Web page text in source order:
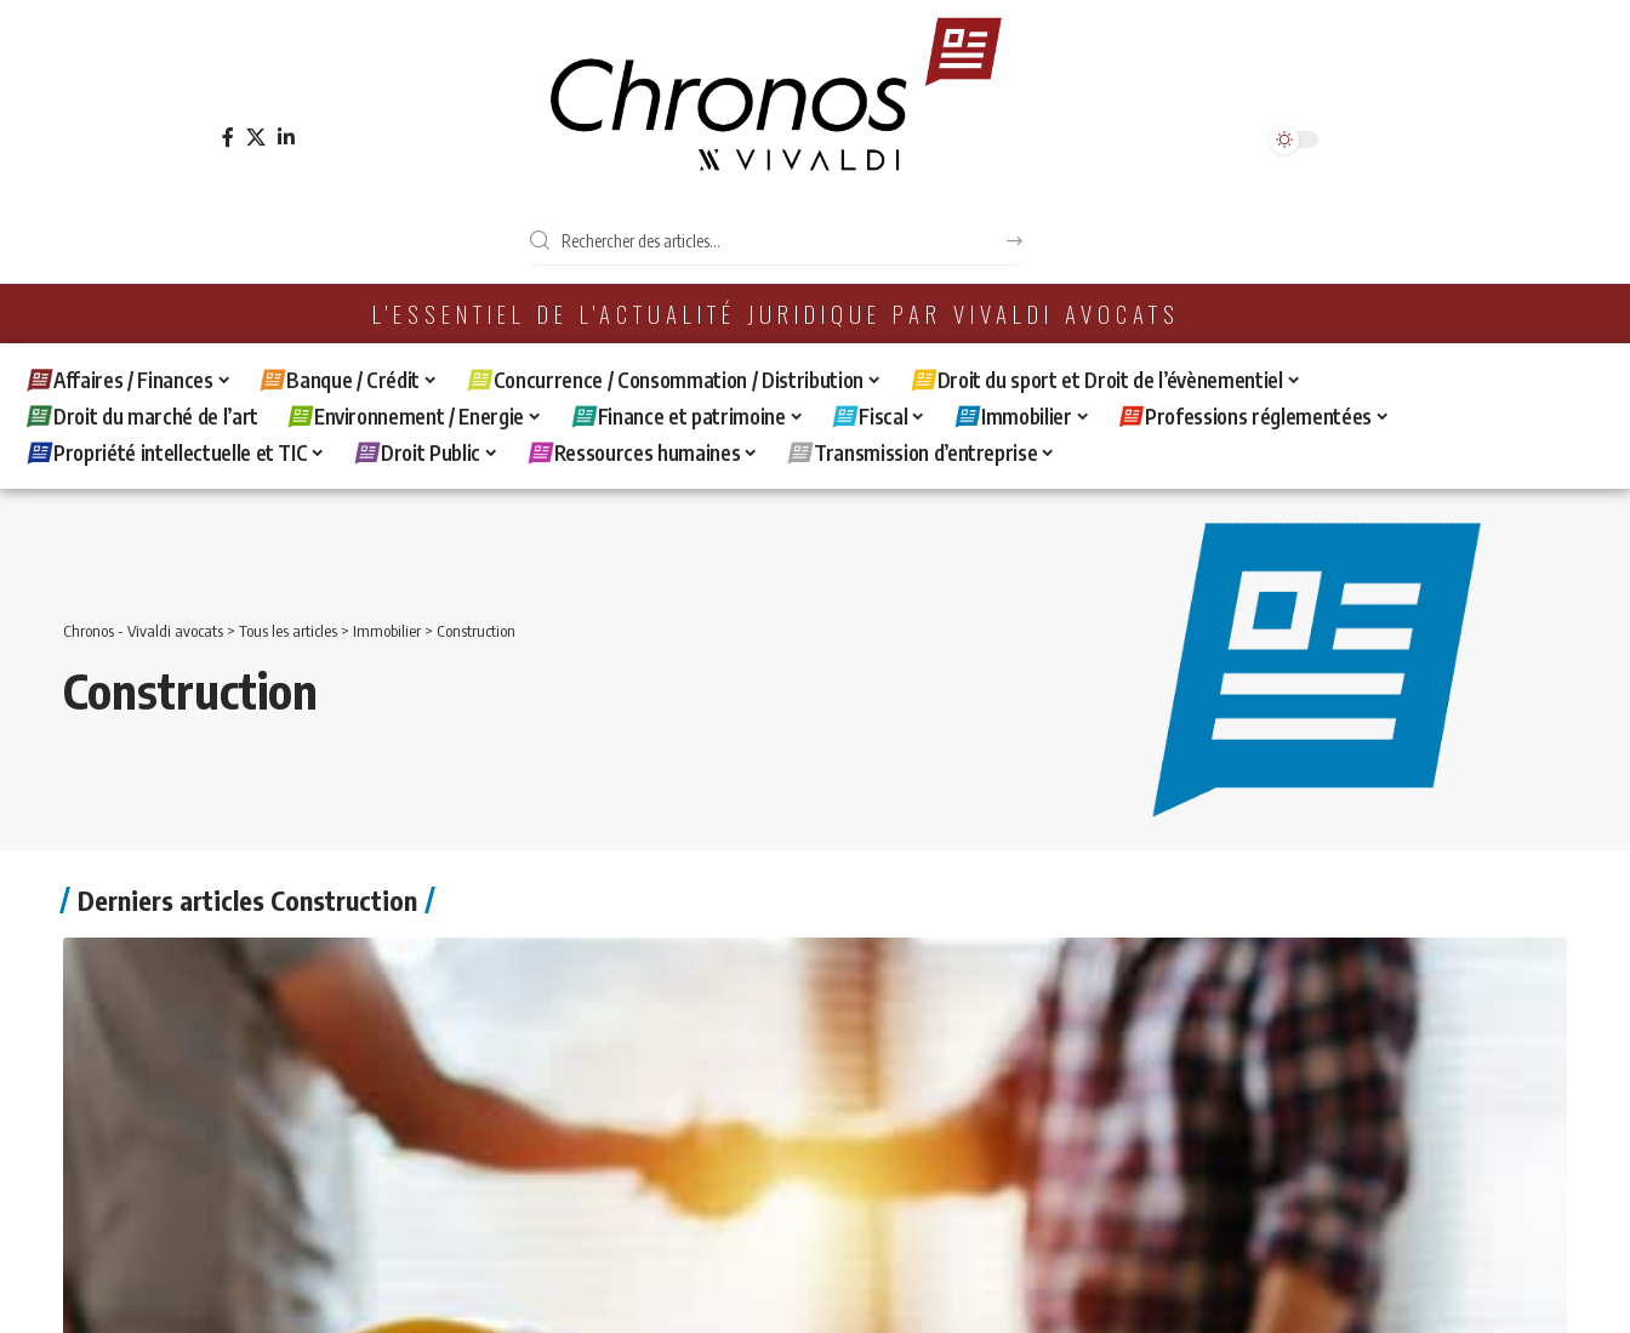
L'ESSENTIEL DE L'ACTUALITÉ JURIDIQUE PAR VIVALDI AVOCATS
Affaires / Finances Banque / Crédit Concurrence / Consommation / Distribution
Droit du sport et Droit de l’évènementiel
Droit du marché de l’art
Environnement / Energie Finance et patrimoine Fiscal Immobilier
Professions réglementées
Propriété intellectuelle et TIC
Droit Public Ressources humaines Transmission d’entreprise
Chronos - Vivaldi avocats > Tous les articles > Immobilier > Construction
Construction
Derniers articles Construction